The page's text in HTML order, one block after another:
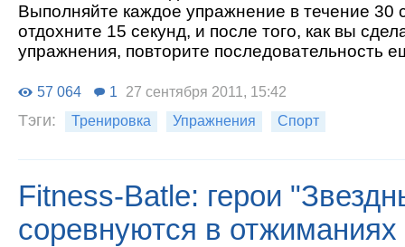
Выполняйте каждое упражнение в течение 30
отдохните 15 секунд, и после того, как вы
упражнения, повторите последовательность
57 064 1 27 сентября 2011, 15:42
Тэги: Тренировка Упражнения Спорт
Fitness-Batle: герои
соревнуются в отжиманиях